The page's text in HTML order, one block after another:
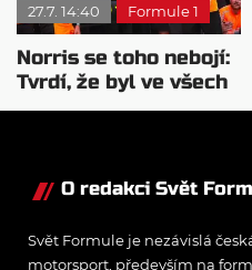
27.7. 14:40 Formule 1
Norris se toho nebojí:
Tvrdí, že byl ve všech
směrech lepší
O redakci Svět
Svět Formule je nezávislá
motorsport, především na